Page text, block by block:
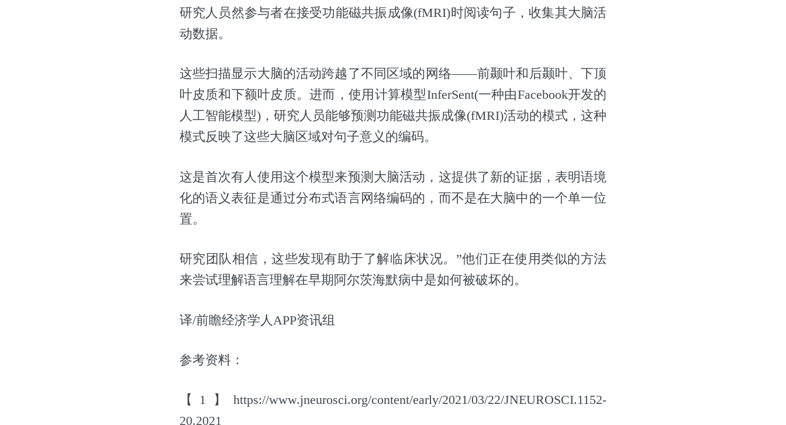
研究人员然参与者在接受功能磁共振成像(fMRI)时阅读句子，收集其大脑活
动数据。
这些扫描显示大脑的活动跨越了不同区域的网络——前颞叶和后颞叶、下顶
叶皮质和下额叶皮质。进而，使用计算模型InferSent(一种由Facebook开发的
人工智能模型)，研究人员能够预测功能磁共振成像(fMRI)活动的模式，这种
模式反映了这些大脑区域对句子意义的编码。
这是首次有人使用这个模型来预测大脑活动，这提供了新的证据，表明语境
化的语义表征是通过分布式语言网络编码的，而不是在大脑中的一个单一位
置。
研究团队相信，这些发现有助于了解临床状况。”他们正在使用类似的方法
来尝试理解语言理解在早期阿尔茨海默病中是如何被破坏的。
译/前瞻经济学人APP资讯组
参考资料：
【1】https://www.jneurosci.org/content/early/2021/03/22/JNEUROSCI.1152-
20.2021